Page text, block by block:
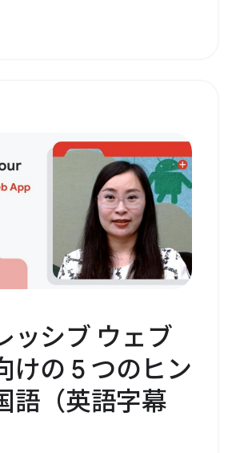
ッシブ ウェブ
けの 5 つのヒン
語（英語字幕